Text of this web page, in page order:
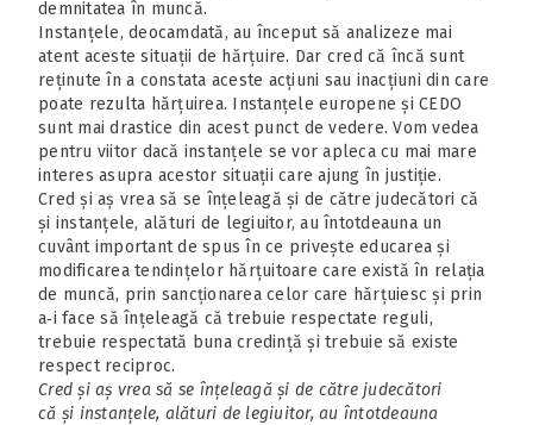
demnitatea în muncă.
Instanțele, deocamdată, au început să analizeze mai
atent aceste situații de hărțuire. Dar cred că încă sunt
reținute în a constata aceste acțiuni sau inacțiuni din care
poate rezulta hărțuirea. Instanțele europene și CEDO
sunt mai drastice din acest punct de vedere. Vom vedea
pentru viitor dacă instanțele se vor apleca cu mai mare
interes asupra acestor situații care ajung în justiție.
Cred și aș vrea să se înțeleagă și de către judecători că
și instanțele, alături de legiuitor, au întotdeauna un
cuvânt important de spus în ce privește educarea și
modificarea tendințelor hărțuitoare care există în relația
de muncă, prin sancționarea celor care hărțuiesc și prin
a‑i face să înțeleagă că trebuie respectate reguli,
trebuie respectată buna credință și trebuie să existe
respect reciproc.
Cred și aș vrea să se înțeleagă și de către judecători
că și instanțele, alături de legiuitor, au întotdeauna